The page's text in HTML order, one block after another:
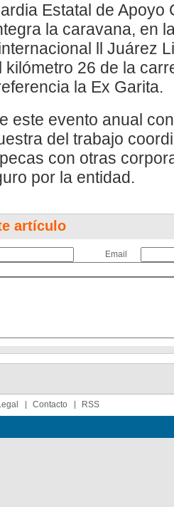
Estatal de
la caravana, en
ll Juárez
kilómetro 26 de la
la Ex Garita.
este evento anual
del trabajo
con otras
por la entidad.
artículo
Email
Contacto RSS